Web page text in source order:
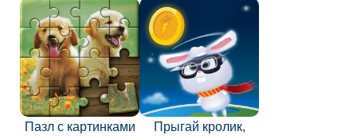
Пазл с картинками
Прыгай кролик,